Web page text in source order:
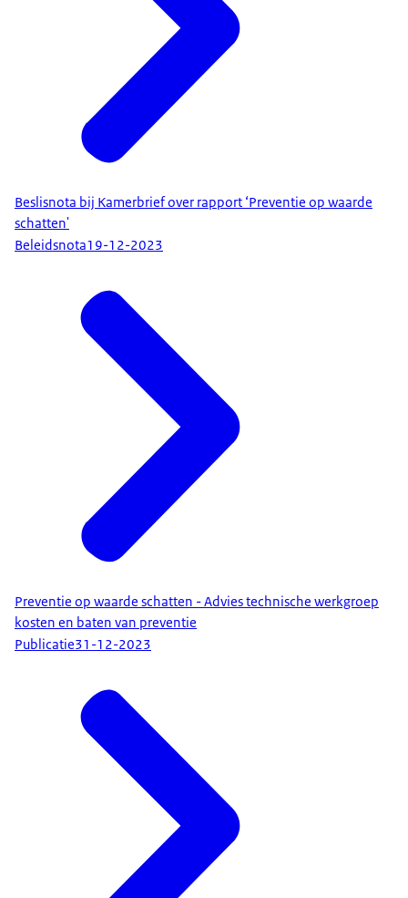
Beslisnota bij Kamerbrief over rapport ‘Preventie op waarde
schatten'
Beleidsnota19-12-2023
Preventie op waarde schatten - Advies technische werkgroep
kosten en baten van preventie
Publicatie31-12-2023